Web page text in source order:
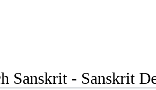
Sanskrit - Sanskrit